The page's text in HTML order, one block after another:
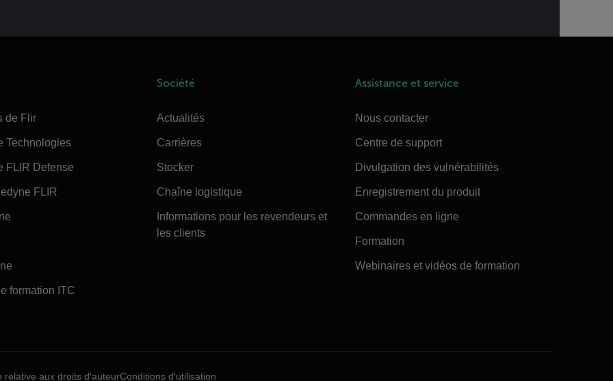
de Flir
Technologies
FLIR Defense
FLIR
formation ITC
Société
Actualités
Carrières
Stocker
Chaîne logistique
Informations pour les revendeurs et
les clients
Assistance et service
Nous contacter
Centre de support
Divulgation des vulnérabilités
Enregistrement du produit
Commandes en ligne
Formation
Webinaires et vidéos de formation
relative aux droits d'auteurConditions d'utilisation